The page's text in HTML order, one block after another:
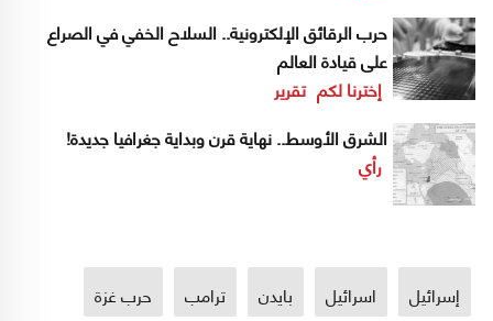
حرب الرقائق الإلكترونية.. السلاح الخفي في الصراع
على قيادة العالم
إخترنا لكم تقرير
الشرق الأوسط.. نهاية قرن وبداية جغرافيا جديدة!
رأي
إسرائيل اسرائيل بايدن ترامب حرب غزة